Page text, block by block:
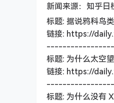
新闻来源：知乎日
标题: 据说鸦科鸟
链接: https://
标题: 为什么太空
链接: https://
标题: 为什么没有